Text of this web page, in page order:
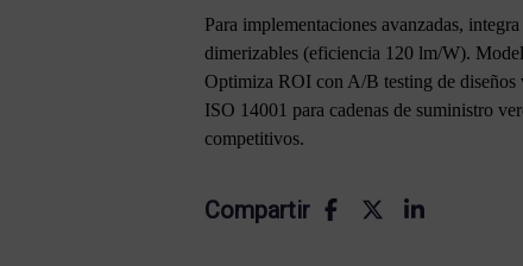
Para implementaciones avanzadas,
dimerizables (eficiencia 120 lm/W).
Optimiza ROI con A/B testing de diseños
ISO 14001 para cadenas de suministro
competitivos.
Compartir